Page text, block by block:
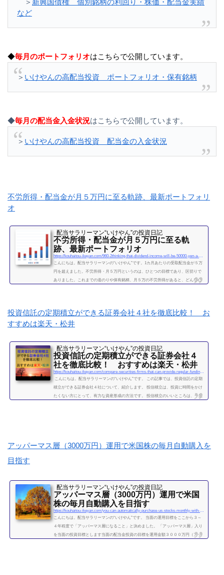
など
◆毎月のポートフォリオはこちらで公開しています。
＞ いけやんの高配当投資 ポートフォリオ・保有銘柄
◆毎月の配当金入金状況はこちらで公開しています。
＞ いけやんの高配当投資 配当金の入金状況
不労所得・配当金が月５万円に至る軌跡、最新ポートフォリ
オ
配当サラリーマン“いけやん”の投資日記 ​
不労所得・配当金が月５万円に至る軌
跡、最新ポートフォリオ
こんにちは。配当サラリーマンの“いけやん”です。1カ月あたりの受取配当金が５万
円を超えました。不労所得・月５万円というのは、ひとつの目標であり、区切りで
ありました。これまでの道のりや保有銘柄、月５万の不労所得があると、どんな心
2019年になり、不労所得という名の受取配当金が月額５万...
続きを読む
投資信託の定期積立ができる証券会社４社を徹底比較！ お
すすめは楽天・松井
配当サラリーマン“いけやん”の投資日記 ​
投資信託の定期積立ができる証券会社４
社を徹底比較！ おすすめは楽天・松井
こんにちは。配当サラリーマンの“いけやん”です。 この記事では、投資信託の定期
積立ができる証券会社４社について、紹介します。 投信積立は、投資に時間をかけ
たくない方にとって、有力な資産形成の方法です。 投信積立のいいところは、一度
続きを読む
アッパーマス層（3000万円）運用で米国株の毎月自動購入を
目指す
配当サラリーマン“いけやん”の投資日記 ​
アッパーマス層（3000万円）運用で米国
株の毎月自動購入を目指す
こんにちは。配当サラリーマンの“いけやん”です。 当面の運用目標をここから３～
４年程度で「アッパーマス層になること」と決めました。 「アッパーマス層」入り
を当面の投資目標とします当面の配当金投資の目標を運用金額３０００万円（アッ